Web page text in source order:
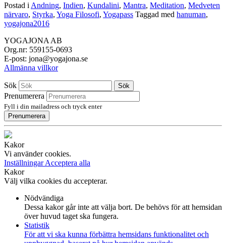
Postad i Andning, Indien, Kundalini, Mantra, Meditation, Medveten
närvaro, Styrka, Yoga Filosofi, Yogapass Taggad med hanuman,
yogajona2016
YOGAJONA AB
Org.nr: 559155-0693
E-post: jona@yogajona.se
Allmänna villkor
Sök Sök
Prenumerera
Fyll i din mailadress och tryck enter
Prenumerera
Kakor
Vi använder cookies.
InställningarAcceptera alla
Kakor
Välj vilka cookies du accepterar.
Nödvändiga
Dessa kakor går inte att välja bort. De behövs för att hemsidan
över huvud taget ska fungera.
Statistik
För att vi ska kunna förbättra hemsidans funktionalitet och